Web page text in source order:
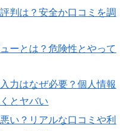
判は？安全か口コミを調
ーとは？危険性とやって
力はなぜ必要？個人情報
とヤバい
い？リアルな口コミや利